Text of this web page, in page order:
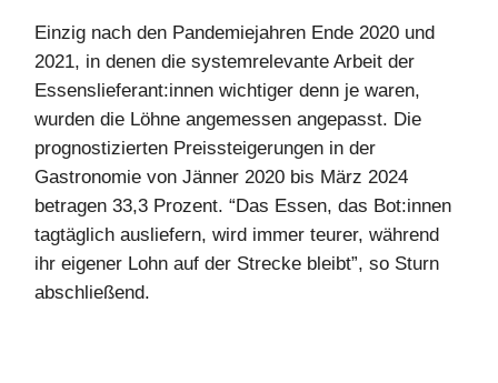
Einzig nach den Pandemiejahren Ende 2020 und
2021, in denen die systemrelevante Arbeit der
Essenslieferant:innen wichtiger denn je waren,
wurden die Löhne angemessen angepasst. Die
prognostizierten Preissteigerungen in der
Gastronomie von Jänner 2020 bis März 2024
betragen 33,3 Prozent. “Das Essen, das Bot:innen
tagtäglich ausliefern, wird immer teurer, während
ihr eigener Lohn auf der Strecke bleibt”, so Sturn
abschließend.